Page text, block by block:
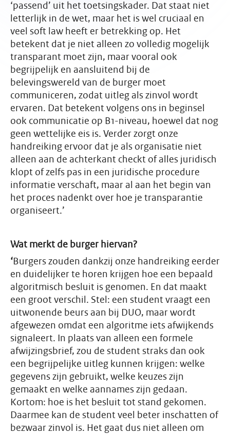
‘passend’ uit het toetsingskader. Dat staat niet
letterlijk in de wet, maar het is wel cruciaal en
veel soft law heeft er betrekking op. Het
betekent dat je niet alleen zo volledig mogelijk
transparant moet zijn, maar vooral ook
begrijpelijk en aansluitend bij de
belevingswereld van de burger moet
communiceren, zodat uitleg als zinvol wordt
ervaren. Dat betekent volgens ons in beginsel
ook communicatie op B1-niveau, hoewel dat nog
geen wettelijke eis is. Verder zorgt onze
handreiking ervoor dat je als organisatie niet
alleen aan de achterkant checkt of alles juridisch
klopt of zelfs pas in een juridische procedure
informatie verschaft, maar al aan het begin van
het proces nadenkt over hoe je transparantie
organiseert.’
Wat merkt de burger hiervan?
‘Burgers zouden dankzij onze handreiking eerder
en duidelijker te horen krijgen hoe een bepaald
algoritmisch besluit is genomen. En dat maakt
een groot verschil. Stel: een student vraagt een
uitwonende beurs aan bij DUO, maar wordt
afgewezen omdat een algoritme iets afwijkends
signaleert. In plaats van alleen een formele
afwijzingsbrief, zou de student straks dan ook
een begrijpelijke uitleg kunnen krijgen: welke
gegevens zijn gebruikt, welke keuzes zijn
gemaakt en welke aannames zijn gedaan.
Kortom: hoe is het besluit tot stand gekomen.
Daarmee kan de student veel beter inschatten of
bezwaar zinvol is. Het gaat dus niet alleen om